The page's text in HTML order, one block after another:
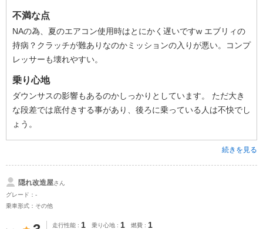
不満な点
NAの為、夏のエアコン使用時はとにかく遅いですw エブリィの
持病？クラッチが難ありなのかミッションの入りが悪い。コンプ
レッサーも壊れやすい。
乗り心地
ダウンサスの影響もあるのかしっかりとしています。 ただ大き
な段差では底付きする事があり、後ろに乗っている人は不快でし
ょう。
続きを見る
隠れ改造屋さん
グレード：-
乗車形式：その他
走行性能 1 乗り心地 1 燃費 1